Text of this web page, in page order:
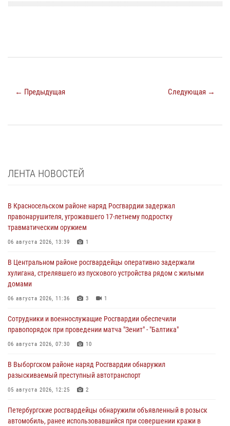
← Предыдущая Следующая →
ЛЕНТА НОВОСТЕЙ
В Красносельском районе наряд Росгвардии задержал
правонарушителя, угрожавшего 17-летнему подростку
травматическим оружием
06 августа 2026, 13:39 1
В Центральном районе росгвардейцы оперативно задержали
хулигана, стрелявшего из пускового устройства рядом с жилыми
домами
06 августа 2026, 11:36 3 1
Сотрудники и военнослужащие Росгвардии обеспечили
правопорядок при проведении матча "Зенит" - "Балтика"
06 августа 2026, 07:30 10
В Выборгском районе наряд Росгвардии обнаружил
разыскиваемый преступный автотранспорт
05 августа 2026, 12:25 2
Петербургские росгвардейцы обнаружили объявленный в розыск
автомобиль, ранее использовавшийся при совершении кражи в